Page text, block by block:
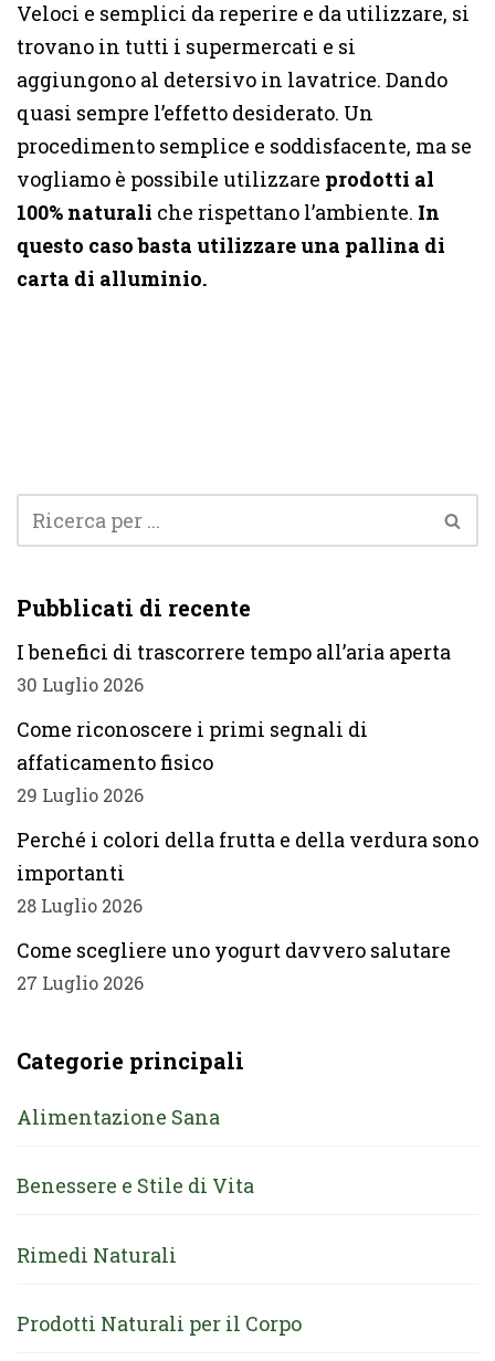
Veloci e semplici da reperire e da utilizzare, si
trovano in tutti i supermercati e si
aggiungono al detersivo in lavatrice. Dando
quasi sempre l’effetto desiderato. Un
procedimento semplice e soddisfacente, ma se
vogliamo è possibile utilizzare prodotti al
100% naturali che rispettano l’ambiente. In
questo caso basta utilizzare una pallina di
carta di alluminio.
Pubblicati di recente
I benefici di trascorrere tempo all’aria aperta
30 Luglio 2026
Come riconoscere i primi segnali di
affaticamento fisico
29 Luglio 2026
Perché i colori della frutta e della verdura sono
importanti
28 Luglio 2026
Come scegliere uno yogurt davvero salutare
27 Luglio 2026
Categorie principali
Alimentazione Sana
Benessere e Stile di Vita
Rimedi Naturali
Prodotti Naturali per il Corpo